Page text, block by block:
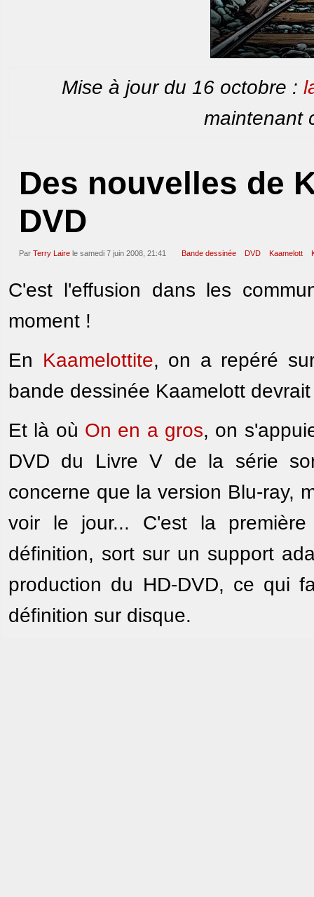
Mise à jour du 16 octobre :
maintenant
Des nouvelles de
DVD
Par Terry Laire le samedi 7 juin 2008, 21:41 Bande dessinée DVD Kaamelott
C'est l'effusion dans les
moment !
En Kaamelottite, on a repéré
bande dessinée Kaamelott
Et là où On en a gros, on
DVD du Livre V de la série
concerne que la version Blu-ray,
voir le jour... C'est la
définition, sort sur un support
production du HD-DVD, ce qui
définition sur disque.